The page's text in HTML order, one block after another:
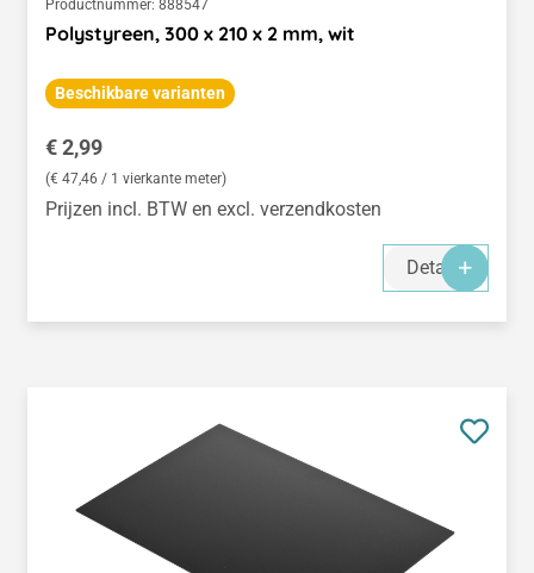
Productnummer: 888547
Polystyreen, 300 x 210 x 2 mm, wit
Beschikbare varianten
Normale prijs:
€ 2,99
(€ 47,46 / 1 vierkante meter)
Prijzen incl. BTW en excl. verzendkosten
Details